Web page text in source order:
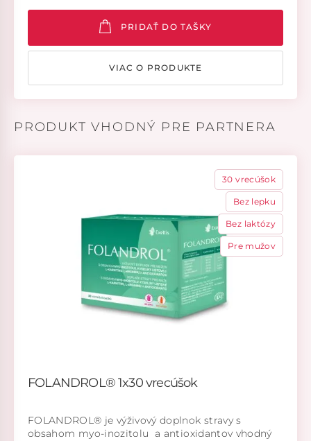
PRIDAŤ DO TAŠKY
VIAC O PRODUKTE
PRODUKT VHODNÝ PRE PARTNERA
30 vrecúšok
Bez lepku
Bez laktózy
Pre mužov
FOLANDROL® 1x30 vrecúšok
FOLANDROL® je výživový doplnok stravy s
obsahom myo-inozitolu a antioxidantov vhodný